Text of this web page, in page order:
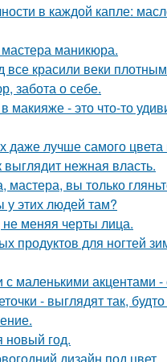
в каждой капле:
маникюра.
все красили веки
забота о себе.
- это что-то
даже лучше самого цвета
выглядит нежная власть.
мастера, вы только
у этих людей там?
меняя черты лица.
продуктов для ногтей
маленькими акцентами -
- выглядят так,
новый год.
дизайн под цвет